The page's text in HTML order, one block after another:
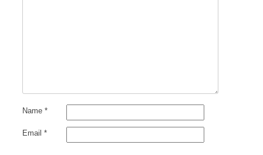
Name*
Email*